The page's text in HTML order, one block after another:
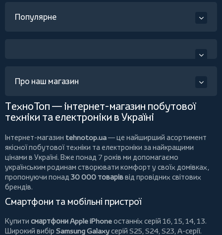
Популярне
Про наш магазин
ТехноТоп — інтернет-магазин побутової
техніки та електроніки в Україні
Інтернет-магазин tehnotop.ua— це найширший асортимент
якісної побутової техніки та електроніки за найкращими
цінами в Україні. Вже понад 7 років ми допомагаємо
українським родинам створювати комфорт у своїх домівках,
пропонуючи понад 30 000 товаріввід провідних світових
брендів.
Смартфони та мобільні пристрої
Купити смартфони Apple iPhoneостанніх серій 16, 15, 14, 13.
Широкий вибір Samsung Galaxyсерій S25, S24, S23, A-серії.